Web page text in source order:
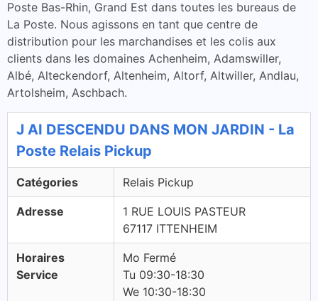
Poste Bas-Rhin, Grand Est dans toutes les bureaus de
La Poste. Nous agissons en tant que centre de
distribution pour les marchandises et les colis aux
clients dans les domaines Achenheim, Adamswiller,
Albé, Alteckendorf, Altenheim, Altorf, Altwiller, Andlau,
Artolsheim, Aschbach.
J AI DESCENDU DANS MON JARDIN - La
Poste Relais Pickup
Catégories Relais Pickup
Adresse
1 RUE LOUIS PASTEUR
67117 ITTENHEIM
Horaires
Service
Mo Fermé
Tu 09:30-18:30
We 10:30-18:30